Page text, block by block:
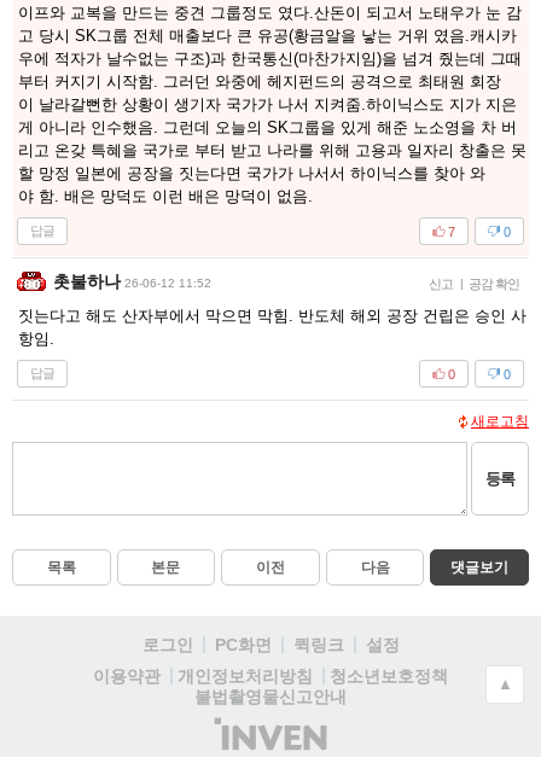
이프와 교복을 만드는 중견 그룹정도 였다.산돈이 되고서 노태우가 눈 감
고 당시 SK그룹 전체 매출보다 큰 유공(황금알을 낳는 거위 였음.캐시카
우에 적자가 날수없는 구조)과 한국통신(마찬가지임)을 넘겨 줬는데 그때
부터 커지기 시작함. 그러던 와중에 헤지펀드의 공격으로 최태원 회장
이 날라갈뻔한 상황이 생기자 국가가 나서 지켜줌.하이닉스도 지가 지은
게 아니라 인수했음. 그런데 오늘의 SK그룹을 있게 해준 노소영을 차 버
리고 온갖 특혜을 국가로 부터 받고 나라를 위해 고용과 일자리 창출은 못
할 망정 일본에 공장을 짓는다면 국가가 나서서 하이닉스를 찾아 와
야 함. 배은 망덕도 이런 배은 망덕이 없음.
답글 0
7
촛불하나 26-06-12 11:52 신고 | 공감 확인
짓는다고 해도 산자부에서 막으면 막힘. 반도체 해외 공장 건립은 승인 사
항임.
답글 0
0
새로고침
등록
목록 본문 이전 다음 댓글보기
로그인 PC화면 퀵링크
설정
이용약관
개인정보처리방침
청소년보호정책
불법촬영물신고안내
(주)
▲